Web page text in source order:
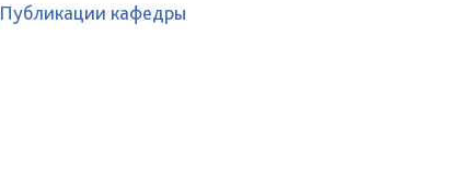
Публикации кафедры